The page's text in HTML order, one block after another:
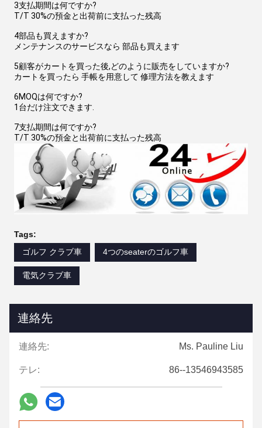
3支払期間は何ですか?
T/T 30%の預金と出荷前に支払った残高
4部品も買えますか?
メンテナンスのサービスなら 部品も買えます
5顧客がカートを買った後,どのように販売をしていますか?
カートを買ったら 手帳を用意して 修理方法を教えます
6MOQは何ですか?
1台だけ注文できます.
7支払期間は何ですか?
T/T 30%の預金と出荷前に支払った残高
Tags:
ゴルフ クラブ車
4つのseaterのゴルフ車
電気クラブ車
連絡先
連絡先: Ms. Pauline Liu
テレ: 86--13546943585